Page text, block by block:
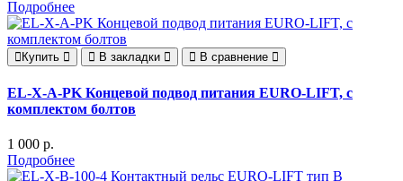
Подробнее
Купить В закладки В сравнение
EL-X-A-PK Концевой подвод питания EURO-LIFT, с
комплектом болтов
1 000 р.
Подробнее